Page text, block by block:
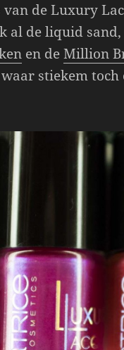
van de Luxury
al de liquid
en deMillion
stiekem